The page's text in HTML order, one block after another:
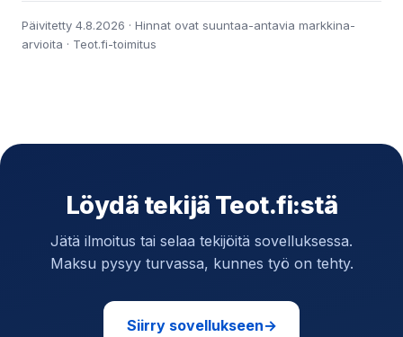
Päivitetty 4.8.2026 · Hinnat ovat suuntaa-antavia markkina-
arvioita · Teot.fi-toimitus
Löydä tekijä Teot.fi:stä
Jätä ilmoitus tai selaa tekijöitä sovelluksessa.
Maksu pysyy turvassa, kunnes työ on tehty.
Siirry sovellukseen→